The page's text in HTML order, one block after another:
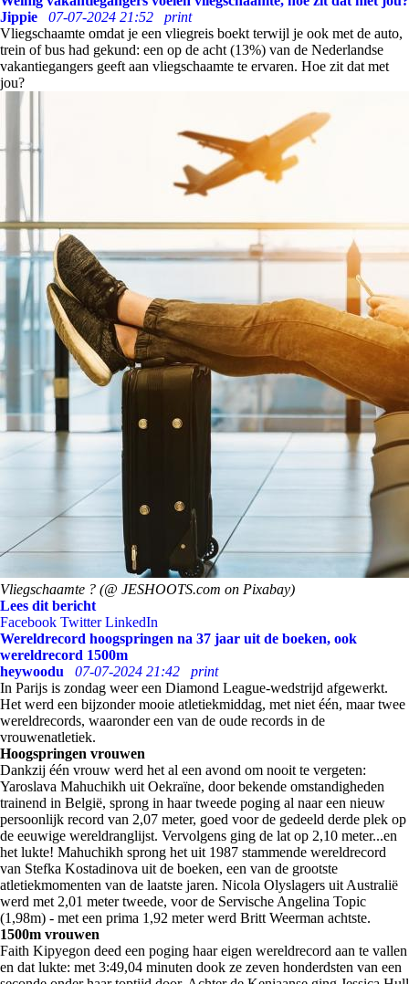
Jippie
07-07-2024 21:52
print
Vliegschaamte omdat je een vliegreis boekt terwijl je ook met de auto,
trein of bus had gekund: een op de acht (13%) van de Nederlandse
vakantiegangers geeft aan vliegschaamte te ervaren. Hoe zit dat met
jou?
Vliegschaamte ? (@ JESHOOTS.com on Pixabay)
Lees dit bericht
Facebook Twitter LinkedIn
Wereldrecord hoogspringen na 37 jaar uit de boeken, ook
wereldrecord 1500m
heywoodu
07-07-2024 21:42
print
In Parijs is zondag weer een Diamond League-wedstrijd afgewerkt.
Het werd een bijzonder mooie atletiekmiddag, met niet één, maar twee
wereldrecords, waaronder een van de oude records in de
vrouwenatletiek.
Hoogspringen vrouwen
Dankzij één vrouw werd het al een avond om nooit te vergeten:
Yaroslava Mahuchikh uit Oekraïne, door bekende omstandigheden
trainend in België, sprong in haar tweede poging al naar een nieuw
persoonlijk record van 2,07 meter, goed voor de gedeeld derde plek op
de eeuwige wereldranglijst. Vervolgens ging de lat op 2,10 meter...en
het lukte! Mahuchikh sprong het uit 1987 stammende wereldrecord
van Stefka Kostadinova uit de boeken, een van de grootste
atletiekmomenten van de laatste jaren. Nicola Olyslagers uit Australië
werd met 2,01 meter tweede, voor de Servische Angelina Topic
(1,98m) - met een prima 1,92 meter werd Britt Weerman achtste.
1500m vrouwen
Faith Kipyegon deed een poging haar eigen wereldrecord aan te vallen
en dat lukte: met 3:49,04 minuten dook ze zeven honderdsten van een